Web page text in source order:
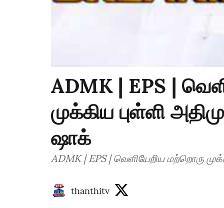
ADMK | EPS |
முக்கிய புள்ளி
ஷாக்
ADMK | EPS | வெளியேறிய மற்றொரு
thanthitv